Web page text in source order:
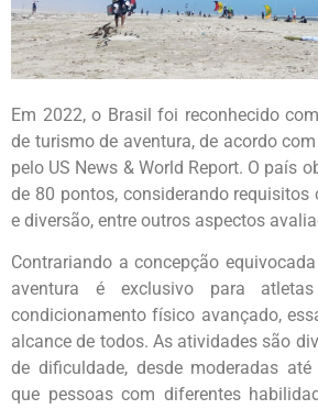
Em 2022, o Brasil foi reconhecido
de turismo de aventura, de acordo
pelo US News & World Report. O país
de 80 pontos, considerando requisitos
e diversão, entre outros aspectos
Contrariando a concepção
aventura é exclusivo para
condicionamento físico avançado,
alcance de todos. As atividades são
de dificuldade, desde moderadas
que pessoas com diferentes